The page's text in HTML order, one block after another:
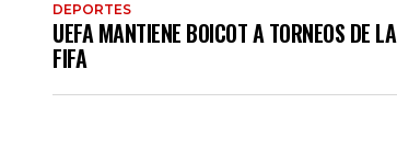
DEPORTES
UEFA MANTIENE BOICOT A TORNEOS DE LA
FIFA